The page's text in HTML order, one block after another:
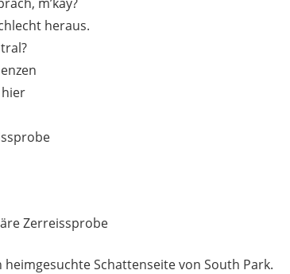
heraus.
Zerreissprobe
Schattenseite von South Park.